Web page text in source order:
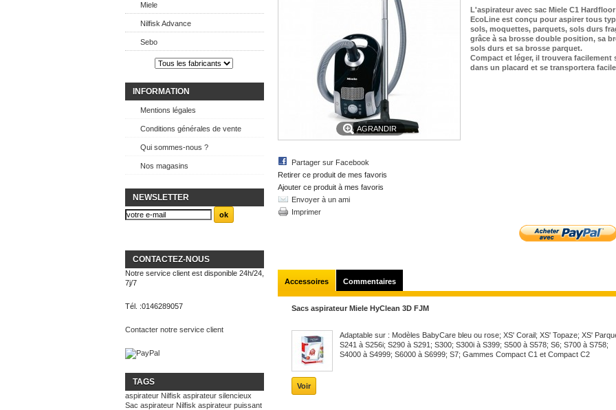
Miele
Nilfisk Advance
Sebo
INFORMATION
Mentions légales
Conditions générales de vente
Qui sommes-nous ?
Nos magasins
NEWSLETTER
CONTACTEZ-NOUS
Notre service client est disponible 24h/24,
7j/7
Tél. :0146289057
Contacter notre service client
TAGS
aspirateur Nilfisk aspirateur silencieux
Sac aspirateur Nilfisk aspirateur puissant
AGRANDIR
Partager sur Facebook
Retirer ce produit de mes favoris
Ajouter ce produit à mes favoris
Envoyer à un ami
Imprimer
L'aspirateur avec sac Miele C1 Hardfloor
EcoLine est conçu pour aspirer tous
sols, moquettes, parquets, sols durs
grâce à sa brosse double position, sa
sols durs et sa brosse parquet.
Compact et léger, il trouvera facilement
dans un placard et se transportera
Accessoires Commentaires
Sacs aspirateur Miele HyClean 3D FJM
Adaptable sur : Modèles BabyCare bleu ou rose; XS' Corail; XS' Topaze; XS'
S241 à S256i; S290 à S291; S300; S300i à S399; S500 à S578; S6; S700 à S758;
S4000 à S4999; S6000 à S6999; S7; Gammes Compact C1 et Compact C2
Voir